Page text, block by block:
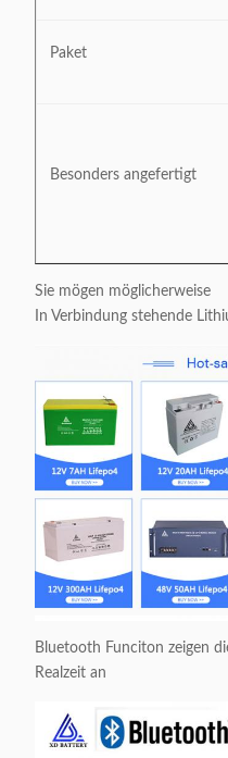
Paket
Besonders angefertigt
Sie mögen möglicherweise
In Verbindung stehende
Bluetooth Funciton zeigen
Realzeit an